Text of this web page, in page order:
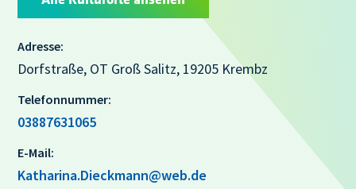
Adresse:
Dorfstraße, OT Groß Salitz, 19205 Krembz
Telefonnummer:
03887631065
E-Mail:
Katharina.Dieckmann@web.de